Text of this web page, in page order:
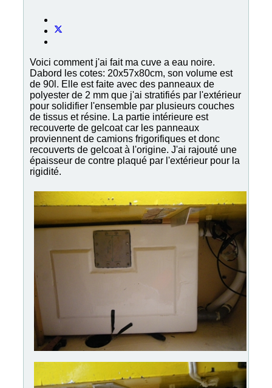
Voici comment j'ai fait ma cuve a eau noire.
Dabord les cotes: 20x57x80cm, son volume est
de 90l. Elle est faite avec des panneaux de
polyester de 2 mm que j'ai stratifiés par l'extérieur
pour solidifier l'ensemble par plusieurs couches
de tissus et résine. La partie intérieure est
recouverte de gelcoat car les panneaux
proviennent de camions frigorifiques et donc
recouverts de gelcoat à l'origine. J'ai rajouté une
épaisseur de contre plaqué par l'extérieur pour la
rigidité.